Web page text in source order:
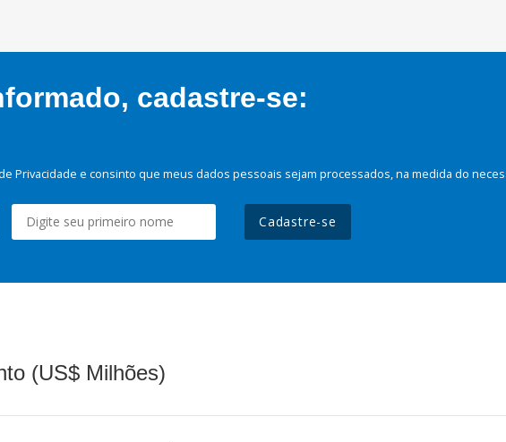
cadastre-se:
Privacidade e consinto que meus dados pessoais sejam processados, na medida do
Cadastre-se
(US$ Milhões)